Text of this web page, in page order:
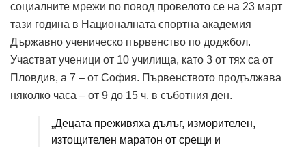
социалните мрежи по повод провелото се на 23 март
тази година в Националната спортна академия
Държавно ученическо първенство по доджбол.
Участват ученици от 10 училища, като 3 от тях са от
Пловдив, а 7 – от София. Първенството продължава
няколко часа – от 9 до 15 ч. в съботния ден.
„Децата преживяха дълъг, изморителен,
изтощителен маратон от срещи и